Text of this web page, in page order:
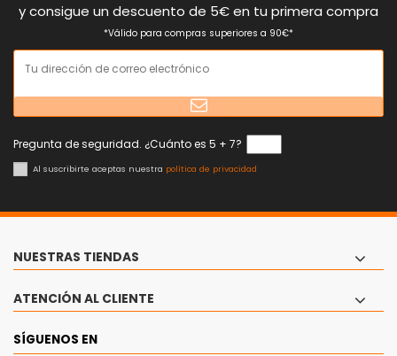
y consigue un descuento de 5€ en tu primera compra
*Válido para compras superiores a 90€*
Pregunta de seguridad. ¿Cuánto es 5 + 7?
Al suscribirte aceptas nuestra política de privacidad
NUESTRAS TIENDAS
ATENCIÓN AL CLIENTE
SÍGUENOS EN